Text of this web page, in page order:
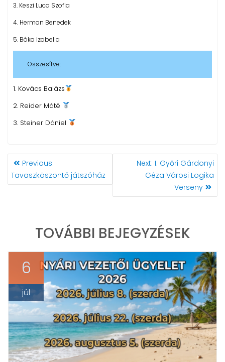
3. Keszi Luca Szofia
4. Herman Benedek
5. Bóka Izabella
Összesítve:
1. Kovács Balázs
2. Reider Máté
3. Steiner Dániel
BEJEGYZÉS
NAVIGÁCIÓ
Previous:
post:
Tavaszköszöntő játszóház
Next: Next
post:
I. Győri Gárdonyi
Géza Városi Logika
Verseny
TOVÁBBI BEJEGYZÉSEK
6
júl